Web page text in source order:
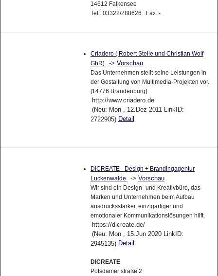
14612 Falkensee
Tel.: 03322/288626 Fax: -
Criadero ( Robert Stelle und Christian Wolf
GbR)
-> Vorschau
Das Unternehmen stellt seine Leistungen in
der Gestaltung von Multimedia-Projekten vor.
[14776 Brandenburg]
http://www.criadero.de
(Neu: Mon , 12.Dez 2011 LinkID:
2722905) Detail
DICREATE - Design + Brandingagentur
Luckenwalde
-> Vorschau
Wir sind ein Design- und Kreativbüro, das
Marken und Unternehmen beim Aufbau
ausdrucksstarker, einzigartiger und
emotionaler Kommunikationslösungen hilft.
https://dicreate.de/
(Neu: Mon , 15.Jun 2020 LinkID:
2945135) Detail
DICREATE
Potsdamer straße 2